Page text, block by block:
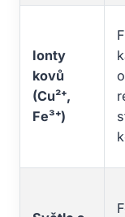
Ionty
kovů
(Cu²⁺,
Fe³⁺)